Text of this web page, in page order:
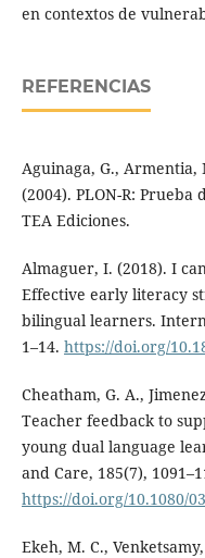
en contextos de
REFERENCIAS
Aguinaga, G., Armentia,
(2004). PLON-R:
TEA Ediciones.
Almaguer, I. (2018). I
Effective early literacy
bilingual learners.
1–14. https://doi.org/
Cheatham, G. A.,
Teacher feedback to
young dual language
and Care, 185(7),
https://doi.org/10.1080/
Ekeh, M. C.,